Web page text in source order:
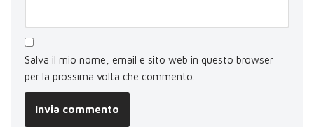
Salva il mio nome, email e sito web in questo browser
per la prossima volta che commento.